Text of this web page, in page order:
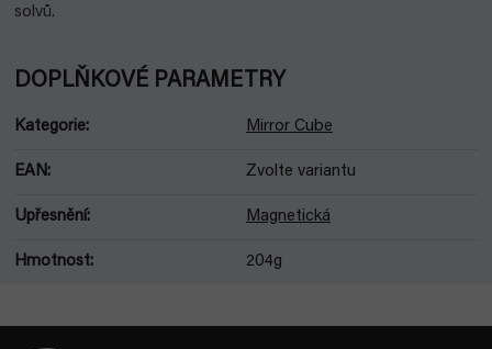
solvů.
DOPLŇKOVÉ PARAMETRY
Kategorie: Mirror Cube
EAN: Zvolte variantu
Upřesnění: Magnetická
Hmotnost: 204g